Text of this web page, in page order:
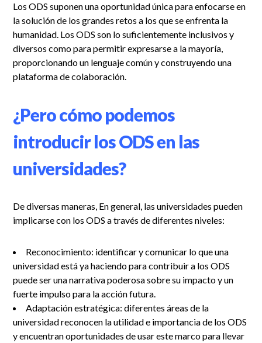
Los ODS suponen una oportunidad única para enfocarse en
la solución de los grandes retos a los que se enfrenta la
humanidad. Los ODS son lo suficientemente inclusivos y
diversos como para permitir expresarse a la mayoría,
proporcionando un lenguaje común y construyendo una
plataforma de colaboración.
¿Pero cómo podemos
introducir los ODS en las
universidades?
De diversas maneras, En general, las universidades pueden
implicarse con los ODS a través de diferentes niveles:
Reconocimiento: identificar y comunicar lo que una
universidad está ya haciendo para contribuir a los ODS
puede ser una narrativa poderosa sobre su impacto y un
fuerte impulso para la acción futura.
Adaptación estratégica: diferentes áreas de la
universidad reconocen la utilidad e importancia de los ODS
y encuentran oportunidades de usar este marco para llevar